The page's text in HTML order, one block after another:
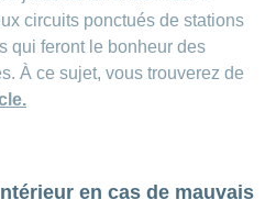
circuits ponctués de stations
qui feront le bonheur des
À ce sujet, vous trouverez de
en cas de mauvais